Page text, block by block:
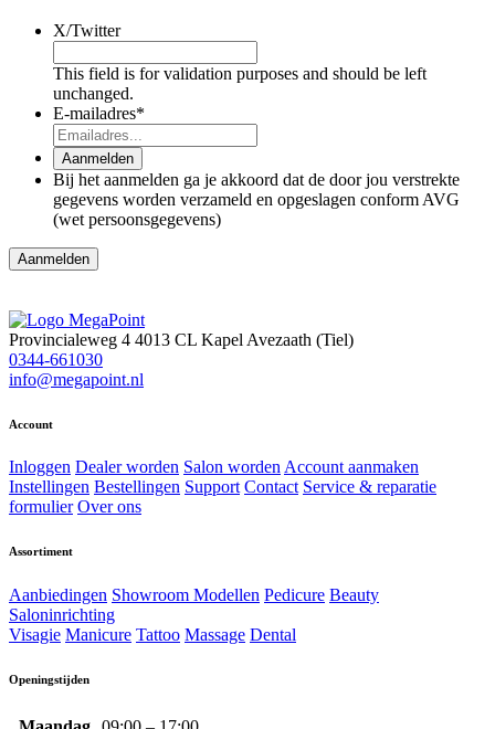
X/Twitter
This field is for validation purposes and should be left
unchanged.
E-mailadres*
Aanmelden
Bij het aanmelden ga je akkoord dat de door jou verstrekte
gegevens worden verzameld en opgeslagen conform AVG
(wet persoonsgegevens)
Aanmelden
Provincialeweg 4 4013 CL Kapel Avezaath (Tiel)
0344-661030
info@megapoint.nl
Account
Inloggen Dealer worden Salon wordenAccount aanmaken
Instellingen Bestellingen Support Contact Service & reparatie
formulier Over ons
Assortiment
Aanbiedingen Showroom Modellen Pedicure Beauty
Saloninrichting
Visagie Manicure Tattoo Massage Dental
Openingstijden